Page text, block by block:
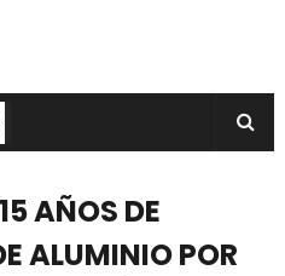
AÑOS DE
ALUMINIO POR